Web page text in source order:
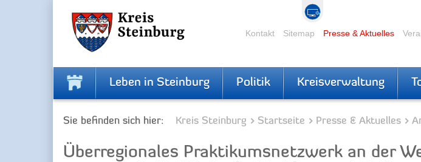
Kontakt Sitemap Presse & Aktuelles
Leben in Steinburg Politik Kreisverwaltung
Sie befinden sich hier: Kreis Steinburg Startseite Presse & Aktuelles
Überregionales Praktikumsnetzwerk an der